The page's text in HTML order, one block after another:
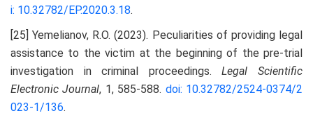
i: 10.32782/EP.2020.3.18.
[25] Yemelianov, R.O. (2023). Peculiarities of providing legal
assistance to the victim at the beginning of the pre-trial
investigation in criminal proceedings.Legal Scientific
Electronic Journal, 1, 585-588. doi: 10.32782/2524-0374/2
023-1/136.